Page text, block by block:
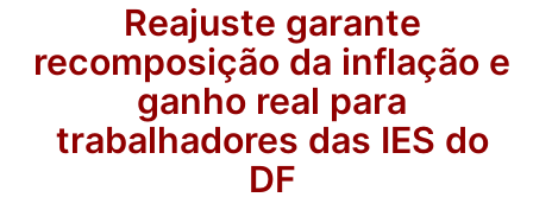
Reajuste garante
recomposição da inflação e
ganho real para
trabalhadores das IES do
DF